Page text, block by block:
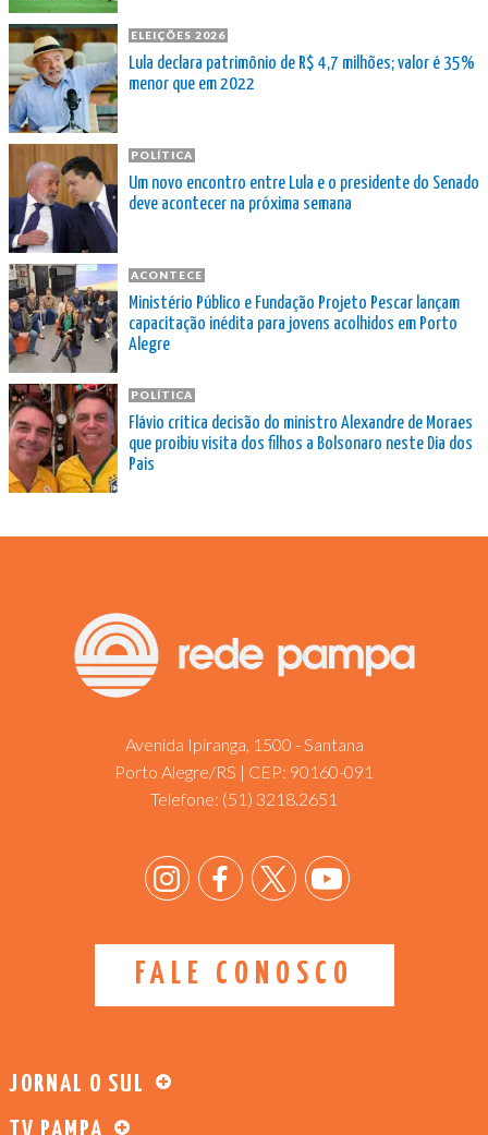
ELEIÇÕES 2026
Lula declara patrimônio de R$ 4,7 milhões; valor é 35%
menor que em 2022
POLÍTICA
Um novo encontro entre Lula e o presidente do Senado
deve acontecer na próxima semana
ACONTECE
Ministério Público e Fundação Projeto Pescar lançam
capacitação inédita para jovens acolhidos em Porto
Alegre
POLÍTICA
Flávio critica decisão do ministro Alexandre de Moraes
que proibiu visita dos filhos a Bolsonaro neste Dia dos
Pais
Avenida Ipiranga, 1500 - Santana
Porto Alegre/RS | CEP: 90160-091
Telefone: (51) 3218.2651
FALE CONOSCO
JORNAL O SUL